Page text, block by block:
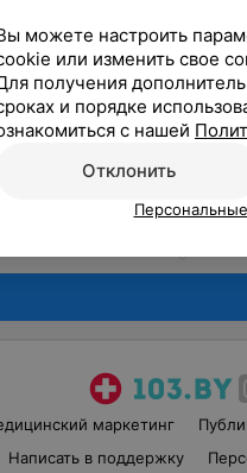
маркетинг
Написать в поддержку
можете настроить
или изменить свое
получения
и порядке
с нашей
Отклонить